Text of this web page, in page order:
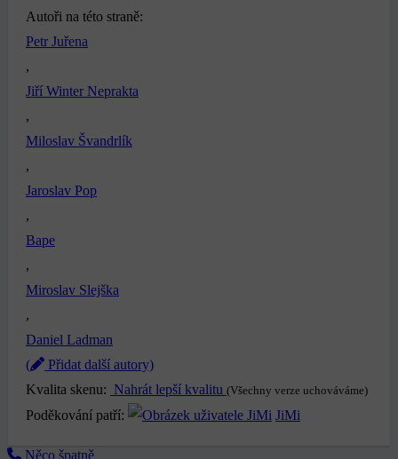
Autoři na této straně:
Petr Juřena
,
Jiří Winter Neprakta
,
Miloslav Švandrlík
,
Jaroslav Pop
,
Bape
,
Miroslav Slejška
,
Daniel Ladman
(
Přidat další autory)
Kvalita skenu: Nahrát lepší kvalitu (Všechny verze uchováváme)
Poděkování patří: JiMi
Něco špatně